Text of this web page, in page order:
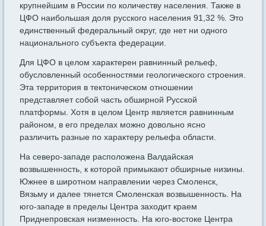
крупнейшим в России по количеству населения. Также в
ЦФО наибольшая доля русского населения 91,32 %. Это
единственный федеральный округ, где нет ни одного
национального субъекта федерации.
Для ЦФО в целом характерен равнинный рельеф,
обусловлен­ный особенностями геологического строения.
Эта территория в тектоническом отношении
представляет собой часть обширной Русской
платформы. Хотя в це­лом Центр является равнинным
районом, в его пределах можно довольно ясно
различить разные по характеру рельефа области.
На северо-западе расположена Валдайская
возвышенность, к которой примыкают обширные низины.
Южнее в широтном направлении через Смо­ленск,
Вязьму и далее тянется Смоленская возвышенность. На
юго-западе в пределы Центра заходит краем
Приднепровская низменность. На юго-востоке Центра